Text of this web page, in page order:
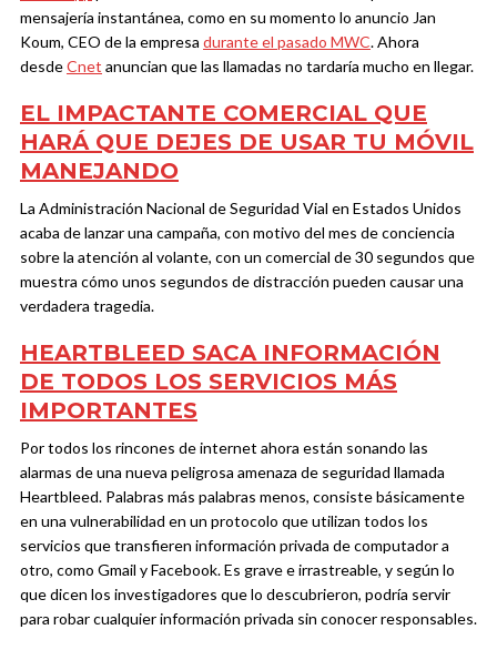
mensajería instantánea, como en su momento lo anuncio Jan
Koum, CEO de la empresa durante el pasado MWC. Ahora
desdeCnet anuncian que las llamadas no tardaría mucho en llegar.
EL IMPACTANTE COMERCIAL QUE
HARÁ QUE DEJES DE USAR TU MÓVIL
MANEJANDO
La Administración Nacional de Seguridad Vial en Estados Unidos
acaba de lanzar una campaña, con motivo del mes de conciencia
sobre la atención al volante, con un comercial de 30 segundos que
muestra cómo unos segundos de distracción pueden causar una
verdadera tragedia.
HEARTBLEED SACA INFORMACIÓN
DE TODOS LOS SERVICIOS MÁS
IMPORTANTES
Por todos los rincones de internet ahora están sonando las
alarmas de una nueva peligrosa amenaza de seguridad llamada
Heartbleed. Palabras más palabras menos, consiste básicamente
en una vulnerabilidad en un protocolo que utilizan todos los
servicios que transfieren información privada de computador a
otro, como Gmail y Facebook. Es grave e irrastreable, y según lo
que dicen los investigadores que lo descubrieron, podría servir
para robar cualquier información privada sin conocer responsables.